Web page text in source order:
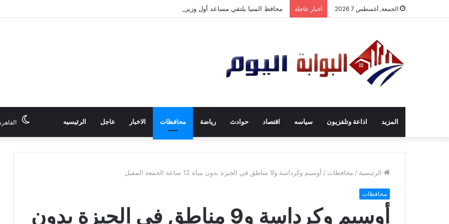
الجمعة, أغسطس 7 2026 أخبار عاجلة محافظ المنيا يلتقي مساعد أول وزير الداخلية لمنطقة شمال الصعيد
المزيد اذاعة وتلفزيون سياسه اقتصاد حوادث رياضة محافظات الاخبار عاجل الرئيسيه
الرئيسية / محافظات / أوسيم وكرداسة و9 مناطق في الجيزة بدون مياة 12 ساعة الجمعة المقبل
محافظات
أوسيم وكرداسة و9 مناطق في الجيزة بدون